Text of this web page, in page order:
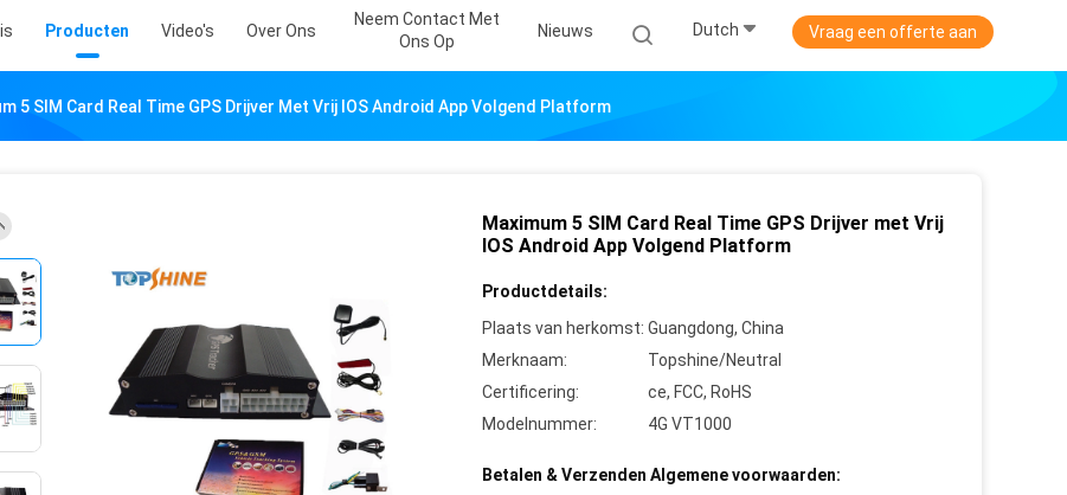
Producten Video's Over Ons
Neem Contact Met
Ons Op
Nieuws Dutch Vraag een offerte aan
5 SIM Card Real Time GPS Drijver Met Vrij IOS Android App Volgend Platform
Maximum 5 SIM Card Real Time GPS Drijver met Vrij
IOS Android App Volgend Platform
Productdetails:
Plaats van herkomst: Guangdong, China
Merknaam:
Topshine/Neutral
Certificering:
ce, FCC, RoHS
Modelnummer:
4G VT1000
Betalen & Verzenden Algemene voorwaarden: